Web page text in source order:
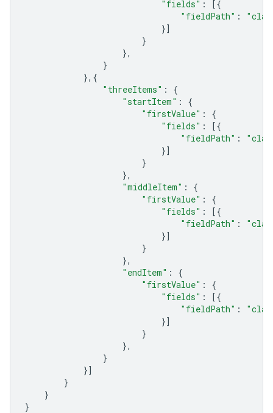
"fields" :
[{
"fieldPath" :
}]
}
},
}
},{
"threeItems" :
{
"startItem" :
{
"firstValue" :
{
"fields" :
[{
"fieldPath" :
}]
}
},
"middleItem" :
{
"firstValue" :
{
"fields" :
[{
"fieldPath" :
}]
}
},
"endItem" :
{
"firstValue" :
{
"fields" :
[{
"fieldPath" :
}]
}
},
}
}]
}
}
}